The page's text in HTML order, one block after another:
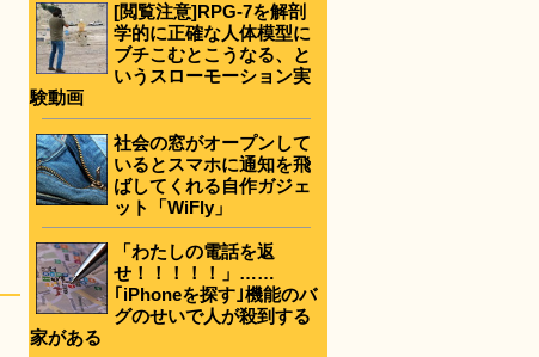
[閲覧注意]RPG-7を解剖
学的に正確な人体模型に
ブチこむとこうなる、と
いうスローモーション実
験動画
社会の窓がオープンして
いるとスマホに通知を飛
ばしてくれる自作ガジェ
ット「WiFly」
「わたしの電話を返
せ！！！！！」……
｢iPhoneを探す｣機能のバ
グのせいで人が殺到する
家がある